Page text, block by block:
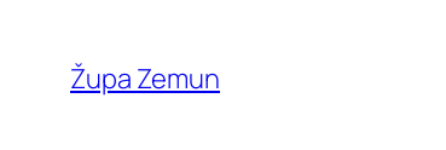
content
Župa Zemun